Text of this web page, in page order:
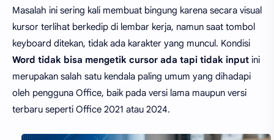
Masalah ini sering kali membuat bingung karena secara visual
kursor terlihat berkedip di lembar kerja, namun saat tombol
keyboard ditekan, tidak ada karakter yang muncul. Kondisi
Word tidak bisa mengetik cursor ada tapi tidak input ini
merupakan salah satu kendala paling umum yang dihadapi
oleh pengguna Office, baik pada versi lama maupun versi
terbaru seperti Office 2021 atau 2024.